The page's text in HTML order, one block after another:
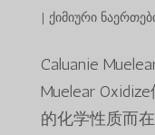
| ქიმიური
Caluanie
Muelear
的化学性质而